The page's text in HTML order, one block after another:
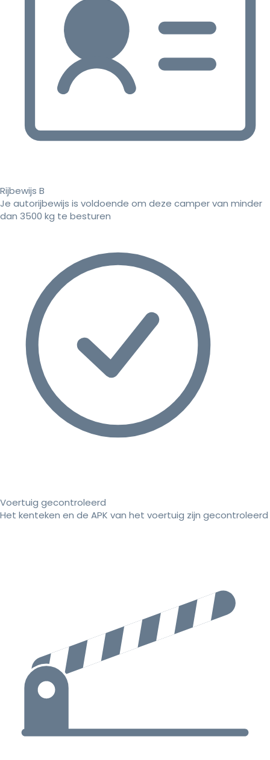
Rijbewijs B
Je autorijbewijs is voldoende om deze camper van minder
dan 3500 kg te besturen
Voertuig gecontroleerd
Het kenteken en de APK van het voertuig zijn gecontroleerd